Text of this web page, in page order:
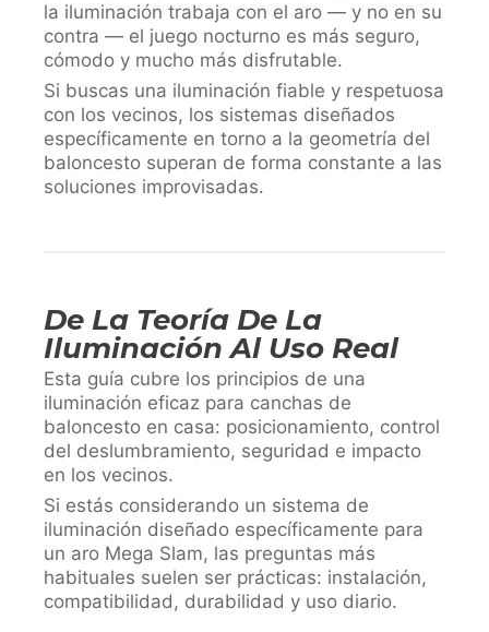
la iluminación trabaja con el aro — y no en su
contra — el juego nocturno es más seguro,
cómodo y mucho más disfrutable.
Si buscas una iluminación fiable y respetuosa
con los vecinos, los sistemas diseñados
específicamente en torno a la geometría del
baloncesto superan de forma constante a las
soluciones improvisadas.
De La Teoría De La
Iluminación Al Uso Real
Esta guía cubre los principios de una
iluminación eficaz para canchas de
baloncesto en casa: posicionamiento, control
del deslumbramiento, seguridad e impacto
en los vecinos.
Si estás considerando un sistema de
iluminación diseñado específicamente para
un aro Mega Slam, las preguntas más
habituales suelen ser prácticas: instalación,
compatibilidad, durabilidad y uso diario.